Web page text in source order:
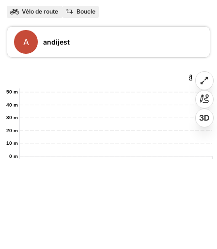
Vélo de route Boucle
A andijest
0 m
10 m
20 m
30 m
40 m
50 m
3D